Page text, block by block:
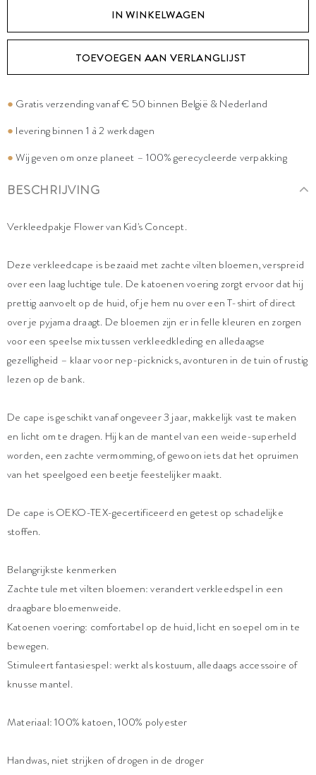
TOEVOEGEN AAN VERLANGLIJST
● Gratis verzending vanaf € 50 binnen België & Nederland
● levering binnen 1 à 2 werkdagen
●Wij geven om onze planeet – 100% gerecycleerde verpakking
BESCHRIJVING
Verkleedpakje Flower van Kid's Concept.
Deze verkleedcape is bezaaid met zachte vilten bloemen, verspreid
over een laag luchtige tule. De katoenen voering zorgt ervoor dat hij
prettig aanvoelt op de huid, of je hem nu over een T-shirt of direct
over je pyjama draagt. De bloemen zijn er in felle kleuren en zorgen
voor een speelse mix tussen verkleedkleding en alledaagse
gezelligheid – klaar voor nep-picknicks, avonturen in de tuin of rustig
lezen op de bank.
De cape is geschikt vanaf ongeveer 3 jaar, makkelijk vast te maken
en licht om te dragen. Hij kan de mantel van een weide-superheld
worden, een zachte vermomming, of gewoon iets dat het opruimen
van het speelgoed een beetje feestelijker maakt.
De cape is OEKO-TEX-gecertificeerd en getest op schadelijke
stoffen.
Belangrijkste kenmerken
Zachte tule met vilten bloemen: verandert verkleedspel in een
draagbare bloemenweide.
Katoenen voering: comfortabel op de huid, licht en soepel om in te
bewegen.
Stimuleert fantasiespel: werkt als kostuum, alledaags accessoire of
knusse mantel.
Materiaal: 100% katoen, 100% polyester
Handwas, niet strijken of drogen in de droger